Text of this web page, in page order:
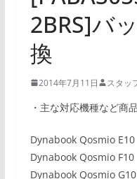
2BRS]バ
換
2014年7月11日 スタッ
・主な対応機種など商
Dynabook Qosmio E10
Dynabook Qosmio F10
Dynabook Qosmio G10